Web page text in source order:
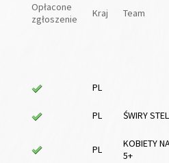
Opłacone
zgłoszenie
Kraj Team
PL
PL ŚWIRY
PL
KOBIETY
5+